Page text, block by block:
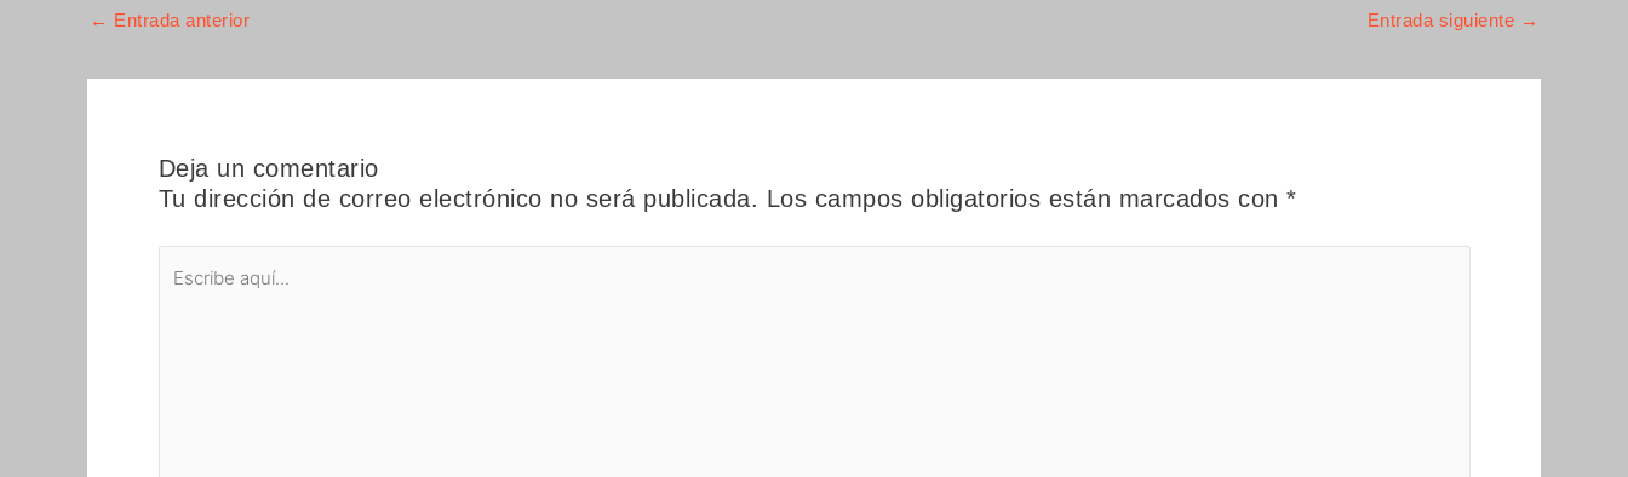
← Entrada anterior Entrada siguiente →
Deja un comentario
Tu dirección de correo electrónico no será publicada. Los campos obligatorios están marcados con *
aquí...